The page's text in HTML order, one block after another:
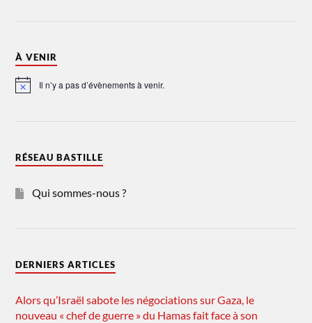
À VENIR
Notice Il n’y a pas d’évènements à venir.
RÉSEAU BASTILLE
Qui sommes-nous ?
DERNIERS ARTICLES
Alors qu’Israël sabote les négociations sur Gaza, le
nouveau « chef de guerre » du Hamas fait face à son